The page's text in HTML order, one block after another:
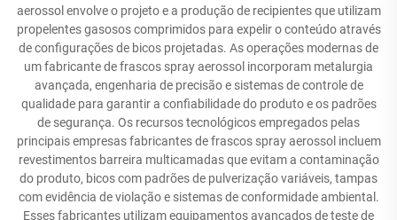
aerossol envolve o projeto e a produção de recipientes que utilizam
propelentes gasosos comprimidos para expelir o conteúdo através
de configurações de bicos projetadas. As operações modernas de
um fabricante de frascos spray aerossol incorporam metalurgia
avançada, engenharia de precisão e sistemas de controle de
qualidade para garantir a confiabilidade do produto e os padrões
de segurança. Os recursos tecnológicos empregados pelas
principais empresas fabricantes de frascos spray aerossol incluem
revestimentos barreira multicamadas que evitam a contaminação
do produto, bicos com padrões de pulverização variáveis, tampas
com evidência de violação e sistemas de conformidade ambiental.
Esses fabricantes utilizam equipamentos avançados de teste de